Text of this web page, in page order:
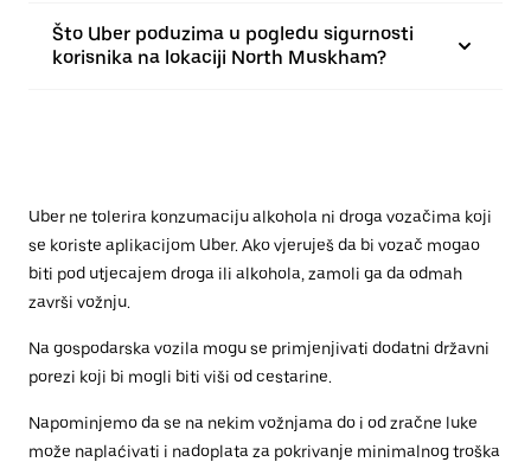
Što Uber poduzima u pogledu sigurnosti
korisnika na lokaciji North Muskham?
Uber ne tolerira konzumaciju alkohola ni droga vozačima koji
se koriste aplikacijom Uber. Ako vjeruješ da bi vozač mogao
biti pod utjecajem droga ili alkohola, zamoli ga da odmah
završi vožnju.
Na gospodarska vozila mogu se primjenjivati dodatni državni
porezi koji bi mogli biti viši od cestarine.
Napominjemo da se na nekim vožnjama do i od zračne luke
može naplaćivati i nadoplata za pokrivanje minimalnog troška